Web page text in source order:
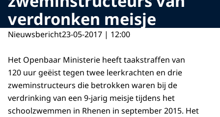
verdronken meisje
Nieuwsbericht23-05-2017 | 12:00
Het Openbaar Ministerie heeft taakstraffen van
120 uur geëist tegen twee leerkrachten en drie
zweminstructeurs die betrokken waren bij de
verdrinking van een 9-jarig meisje tijdens het
schoolzwemmen in Rhenen in september 2015. Het